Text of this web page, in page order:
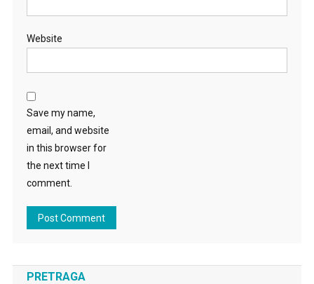
Website
Save my name,
email, and website
in this browser for
the next time I
comment.
PRETRAGA